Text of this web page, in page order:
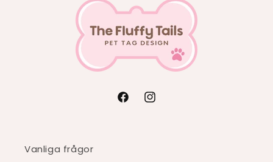
FacebookInstagram
Vanliga frågor